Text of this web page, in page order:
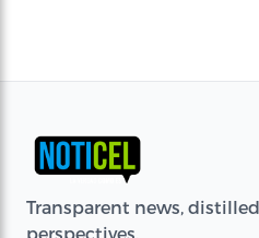
Transparent news,
perspectives.